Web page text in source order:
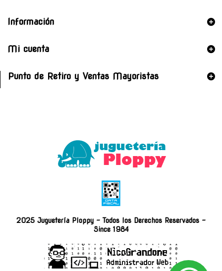
Información
Mi cuenta
Punto de Retiro y Ventas Mayoristas
2025 Juguetería Ploppy - Todos los Derechos Reservados -
Since 1984